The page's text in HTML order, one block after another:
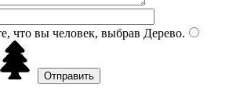
что вы человек, выбрав Дерево.